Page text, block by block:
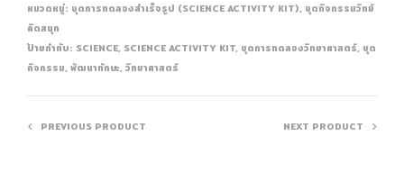
หมวดหมู่: ชุดการทดลองสำเร็จรูป (SCIENCE ACTIVITY KIT), ชุดกิจกรรมวิทย์
คิดสนุก
ป้ายกำกับ: SCIENCE, SCIENCE ACTIVITY KIT, ชุดการทดลองวิทยาศาสตร์, ชุด
กิจกรรม,พัฒนาทักษะ,วิทยาศาสตร์
PREVIOUS PRODUCT NEXT PRODUCT